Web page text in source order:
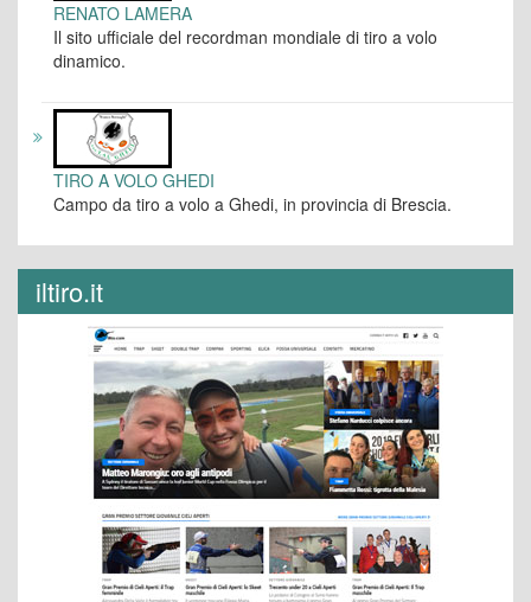
RENATO LAMERA
Il sito ufficiale del recordman mondiale di tiro a volo
dinamico.
TIRO A VOLO GHEDI
Campo da tiro a volo a Ghedi, in provincia di Brescia.
iltiro.it